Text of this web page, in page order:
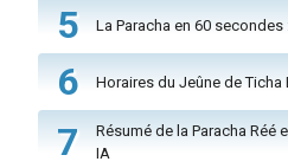
5 La Paracha en 60 secondes
6 Horaires du Jeûne de Ticha
7
Résumé de la Paracha Réé
IA